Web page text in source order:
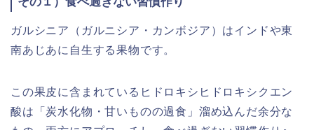
ガルシニア（ガルニシア・カンボジア）はインドや東
南あじあに自生する果物です。
この果皮に含まれているヒドロキシヒドロキシクエン
酸は「炭水化物・甘いものの過食」溜め込んだ余分な